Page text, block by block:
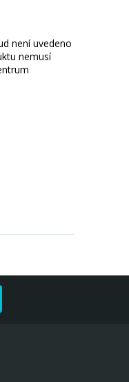
není uvedeno
nemusí